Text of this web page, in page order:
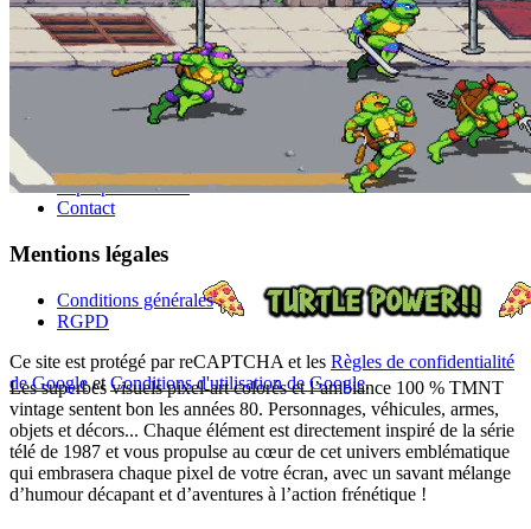
Les superbes visuels pixel-art colorés et l’ambiance 100 % TMNT
vintage sentent bon les années 80. Personnages, véhicules, armes,
objets et décors... Chaque élément est directement inspiré de la série
télé de 1987 et vous propulse au cœur de cet univers emblématique
qui embrasera chaque pixel de votre écran, avec un savant mélange
d’humour décapant et d’aventures à l’action frénétique !
Support
FAQ
Moyens de paiement
Entreprise
À propos de nous
Contact
Mentions légales
Conditions générales
RGPD
Ce site est protégé par reCAPTCHA et les Règles de confidentialité
de GoogleetConditions d'utilisation de Google.